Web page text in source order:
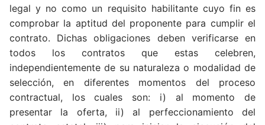
legal y no como un requisito habilitante cuyo fin es
comprobar la aptitud del proponente para cumplir el
contrato. Dichas obligaciones deben verificarse en
todos los contratos que estas celebren,
independientemente de su naturaleza o modalidad de
selección, en diferentes momentos del proceso
contractual, los cuales son: i) al momento de
presentar la oferta, ii) al perfeccionamiento del